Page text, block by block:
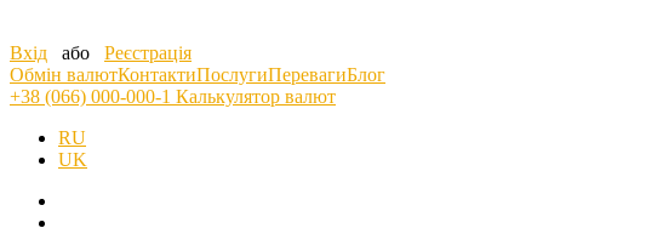
Вхід або Реєстрація
Обмін валютКонтактиПослугиПеревагиБлог
+38 (066) 000-000-1 Калькулятор валют
RU
UK